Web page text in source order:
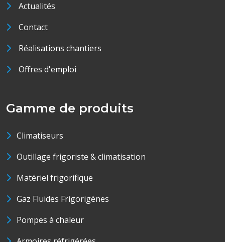
Actualités
Contact
Réalisations chantiers
Offres d'emploi
Gamme de produits
Climatiseurs
Outillage frigoriste & climatisation
Matériel frigorifique
Gaz Fluides Frigorigènes
Pompes à chaleur